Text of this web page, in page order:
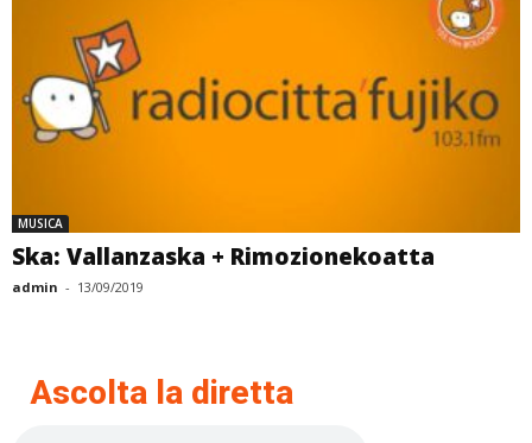
MUSICA
Ska: Vallanzaska + Rimozionekoatta
admin - 13/09/2019
Ascolta la diretta